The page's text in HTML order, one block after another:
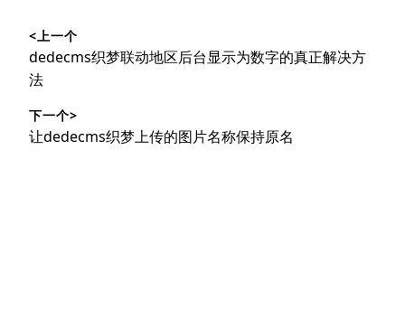
章
导
航
<上一个
上
篇
章：
dedecms织梦联动地区后台显示为数字的真正解决方
法
下一个>
下
让dedecms织梦上传的图片名称保持原名